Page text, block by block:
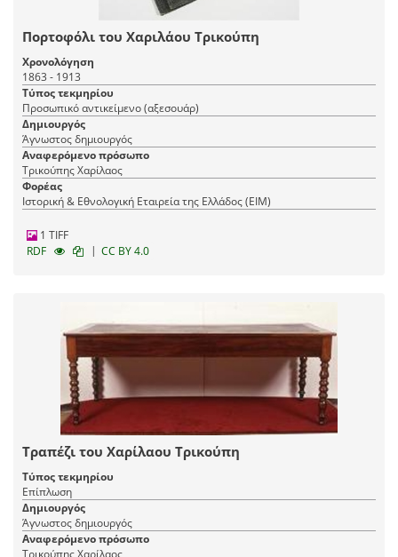
Πορτοφόλι του Χαριλάου Τρικούπη
Χρονολόγηση
1863 - 1913
Τύπος τεκμηρίου
Προσωπικό αντικείμενο (αξεσουάρ)
Δημιουργός
Άγνωστος δημιουργός
Αναφερόμενο πρόσωπο
Τρικούπης Χαρίλαος
Φορέας
Ιστορική & Εθνολογική Εταιρεία της Ελλάδος (EIM)
1 TIFF
RDF
| CC BY 4.0
Τραπέζι του Χαρίλαου Τρικούπη
Τύπος τεκμηρίου
Επίπλωση
Δημιουργός
Άγνωστος δημιουργός
Αναφερόμενο πρόσωπο
Τρικούπης Χαρίλαος